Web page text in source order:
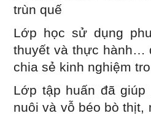
trùn quế
Lớp học sử dụng
thuyết và thực hành…
chia sẻ kinh nghiệm
Lớp tập huấn đã
nuôi và vỗ béo bò thịt,